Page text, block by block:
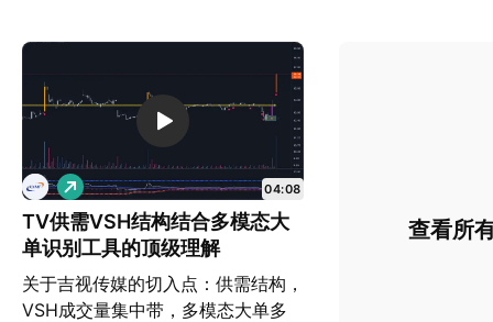
TV供需VSH结构结合多模态大
单识别工具的顶级理解
关于吉视传媒的切入点：供需结构，
VSH成交量集中带，多模态大单多
做
多
04:08
查看所